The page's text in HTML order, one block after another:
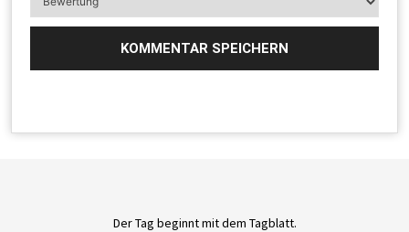
Der Tag beginnt mit dem Tagblatt.